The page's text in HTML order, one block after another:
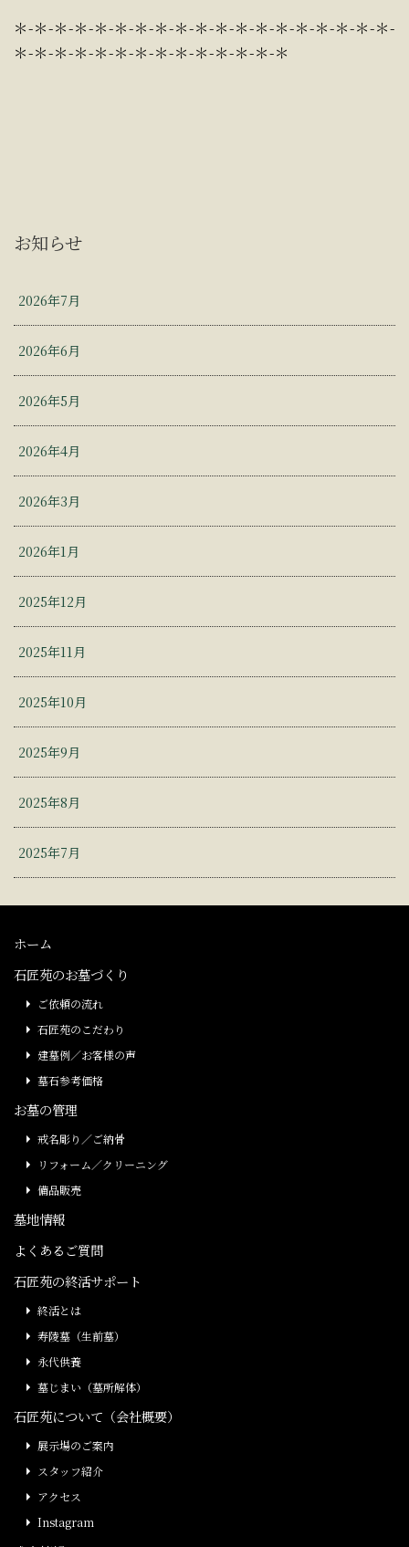
＊-＊-＊-＊-＊-＊-＊-＊-＊-＊-＊-＊-＊-＊-＊-＊-＊-＊-＊-
＊-＊-＊-＊-＊-＊-＊-＊-＊-＊-＊-＊-＊-＊
お知らせ
2026年7月
2026年6月
2026年5月
2026年4月
2026年3月
2026年1月
2025年12月
2025年11月
2025年10月
2025年9月
2025年8月
2025年7月
ホーム
石匠苑のお墓づくり
ご依頼の流れ
石匠苑のこだわり
建墓例／お客様の声
墓石参考価格
お墓の管理
戒名彫り／ご納骨
リフォーム／クリーニング
備品販売
墓地情報
よくあるご質問
石匠苑の終活サポート
終活とは
寿陵墓（生前墓）
永代供養
墓じまい（墓所解体）
石匠苑について（会社概要）
展示場のご案内
スタッフ紹介
アクセス
Instagram